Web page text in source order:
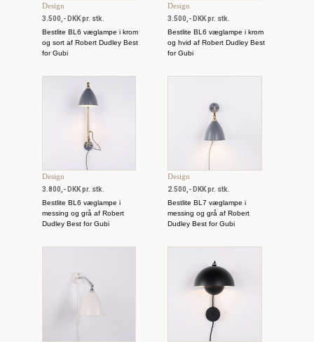
Design
3.500,- DKK pr. stk.
Bestlite BL6 væglampe i krom
og sort af Robert Dudley Best
for Gubi
Design
3.500,- DKK pr. stk.
Bestlite BL6 væglampe i krom
og hvid af Robert Dudley Best
for Gubi
Design
3.800,- DKK pr. stk.
Bestlite BL6 væglampe i
messing og grå af Robert
Dudley Best for Gubi
Design
2.500,- DKK pr. stk.
Bestlite BL7 væglampe i
messing og grå af Robert
Dudley Best for Gubi